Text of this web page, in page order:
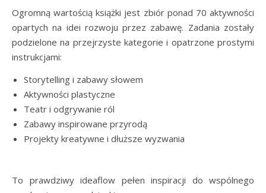
Ogromną wartością książki jest zbiór ponad 70 aktywności
opartych na idei rozwoju przez zabawę. Zadania zostały
podzielone na przejrzyste kategorie i opatrzone prostymi
instrukcjami:
Storytelling i zabawy słowem
Aktywności plastyczne
Teatr i odgrywanie ról
Zabawy inspirowane przyrodą
Projekty kreatywne i dłuższe wyzwania
To prawdziwy ideaflow pełen inspiracji do wspólnego